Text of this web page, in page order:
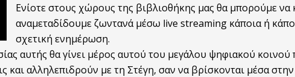
Ενίοτε στους χώρους της βιβλιοθήκης μας θα μπορούμε να
αναμεταδίδουμε ζωντανά μέσω live streaming κάποια ή
σχετική ενημέρωση.
αυτής θα γίνει μέρος αυτού του μεγάλου ψηφιακού κοινού
και αλληλεπιδρούν με τη Στέγη, σαν να βρίσκονται μέσα